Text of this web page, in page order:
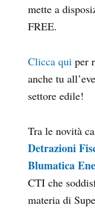
mette a
FREE.
Clicca qui per
anche tu
settore edile!
Tra le novità
Detrazioni
Blumatica
CTI che
materia di